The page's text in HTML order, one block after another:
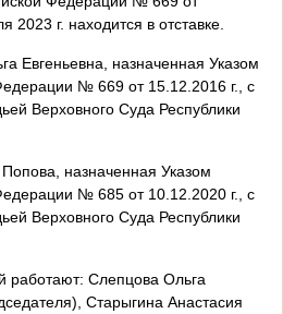
2023 г. находится в отставке.
Евгеньевна, назначенная Указом
№ 669 от 15.12.2016 г., с
Верховного Суда Республики
назначенная Указом
№ 685 от 10.12.2020 г., с
Верховного Суда Республики
работают: Слепцова Ольга
Старыгина Анастасия